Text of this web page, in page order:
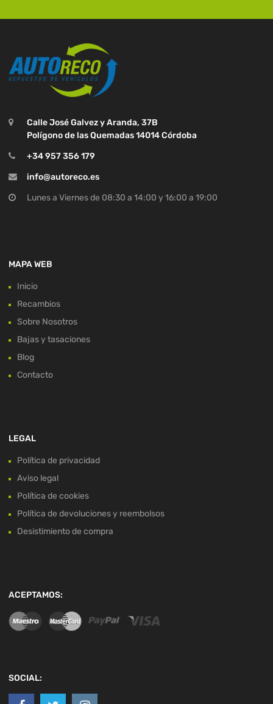
Calle José Galvez y Aranda, 37B
Polígono de las Quemadas 14014 Córdoba
+34 957 356 179
info@autoreco.es
Lunes a Viernes de 08:30 a 14:00 y 16:00 a 19:00
MAPA WEB
Inicio
Recambios
Sobre Nosotros
Bajas y tasaciones
Blog
Contacto
LEGAL
Política de privacidad
Aviso legal
Política de cookies
Política de devoluciones y reembolsos
Desistimiento de compra
ACEPTAMOS:
SOCIAL: